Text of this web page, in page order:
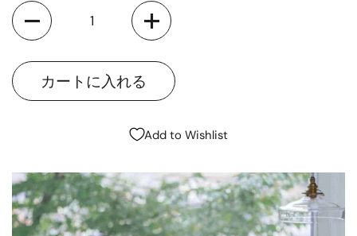
Quantity
Add to Wishlist